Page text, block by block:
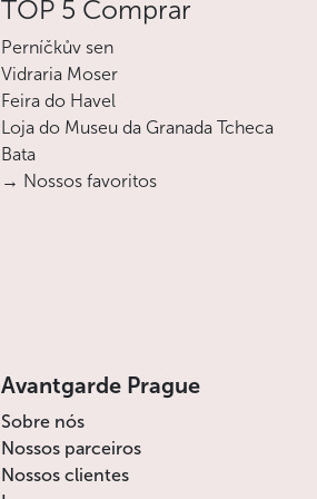
TOP 5 Comprar
Perníčkův sen
Vidraria Moser
Feira do Havel
Loja do Museu da Granada Tcheca
Bata
→ Nossos favoritos
Avantgarde Prague
Sobre nós
Nossos parceiros
Nossos clientes